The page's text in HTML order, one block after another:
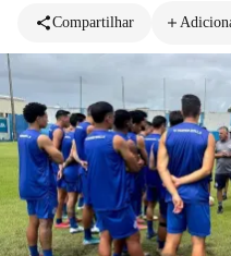
Compartilhar